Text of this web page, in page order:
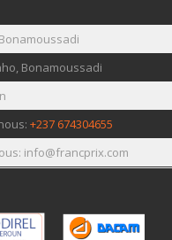
Bonamoussadi
+237 674304655
info@francprix.com